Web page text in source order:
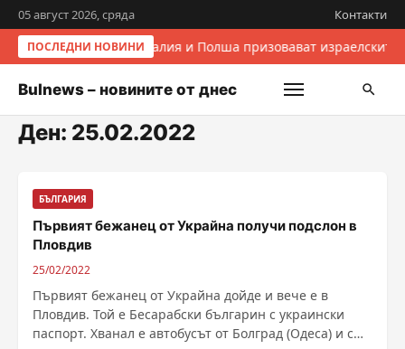
05 август 2026, сряда Контакти
ПОСЛЕДНИ НОВИНИИталия и Полша призовават
Bulnews – новините от днес
Ден: 25.02.2022
БЪЛГАРИЯ
Първият бежанец от Украйна получи подслон в
Пловдив
25/02/2022
Първият бежанец от Украйна дойде и вече е в
Пловдив. Той е Бесарабски българин с украински
паспорт. Хванал е автобусът от Болград (Одеса) и с